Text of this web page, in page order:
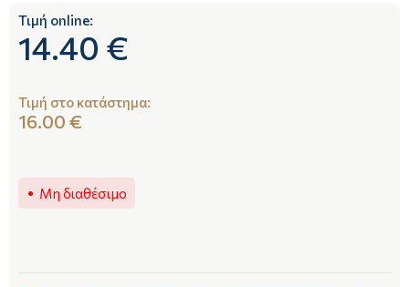
Τιμή online:
14.40 €
Τιμή στο κατάστημα:
16.00 €
Μη διαθέσιμο